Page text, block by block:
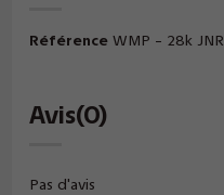
Référence WMP - 28k JNR
Avis(0)
Pas d'avis